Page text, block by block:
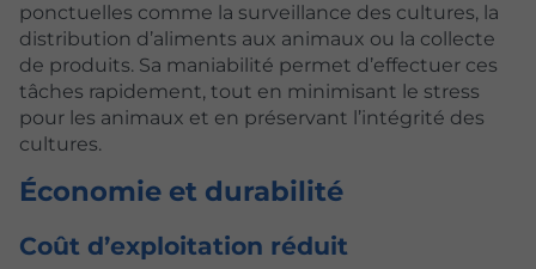
ponctuelles comme la surveillance des cultures, la
distribution d’aliments aux animaux ou la collecte
de produits. Sa maniabilité permet d’effectuer ces
tâches rapidement, tout en minimisant le stress
pour les animaux et en préservant l’intégrité des
cultures.
Économie et durabilité
Coût d’exploitation réduit